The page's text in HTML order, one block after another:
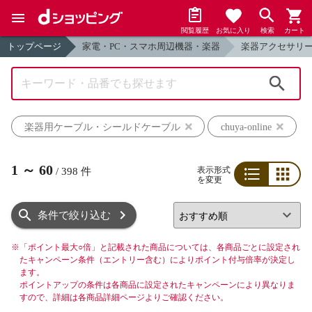
閲覧履歴 お気に入り 検索 カート
トップページ 家電・PC・スマホ周辺機器・楽器 楽器アクセサリ
楽器用ケーブル・シールドケーブル
chuya-online
1 ～ 60 / 398 件
表示形式
を変更
条件で絞り込む
※ 「ポイント最大○倍」と記載された商品については、各商品ごとに設定され
たキャンペーン条件（エントリー含む）によりポイント付与倍率が決定し
ます。
ポイントアップの条件は各商品に設定されたキャンペーンにより異なりま
すので、詳細は各商品詳細ページよりご確認ください。